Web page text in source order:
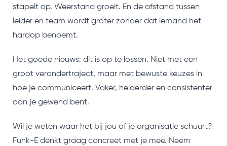
stapelt op. Weerstand groeit. En de afstand tussen
leider en team wordt groter zonder dat iemand het
hardop benoemt.
Het goede nieuws: dit is op te lossen. Niet met een
groot verandertraject, maar met bewuste keuzes in
hoe je communiceert. Vaker, helderder en consistenter
dan je gewend bent.
Wil je weten waar het bij jou of je organisatie schuurt?
Funk-E denkt graag concreet met je mee. Neem